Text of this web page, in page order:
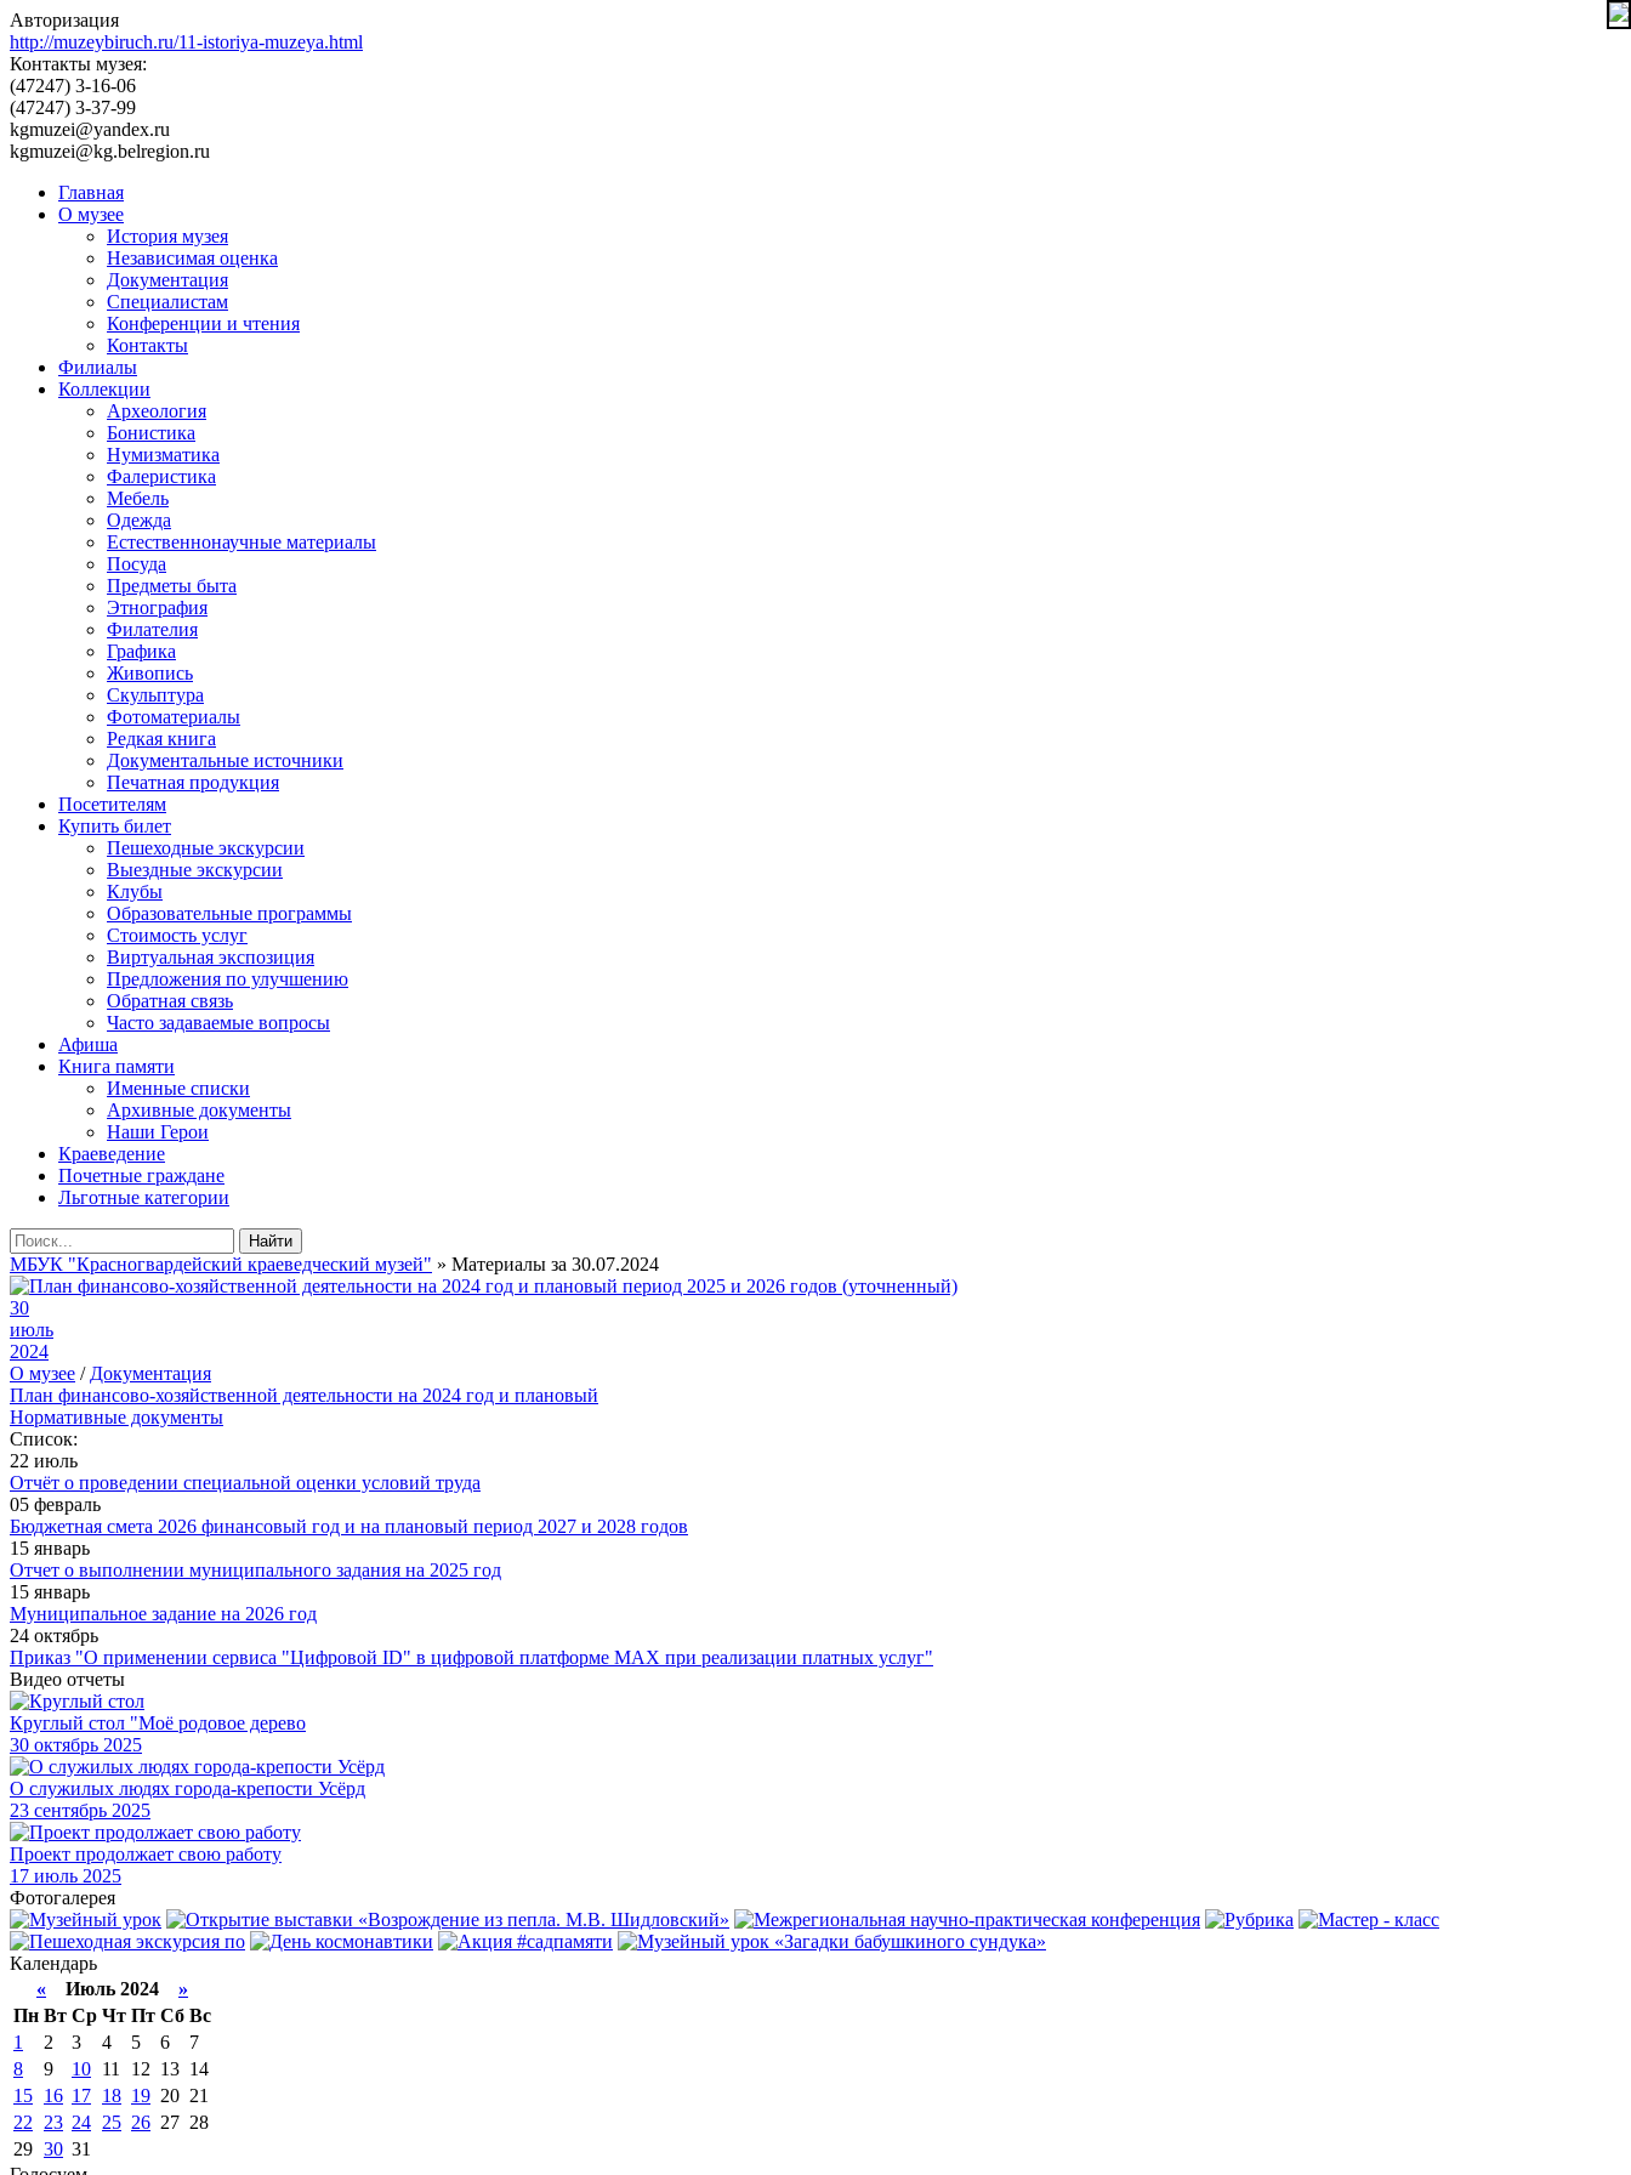
Авторизация
http://muzeybiruch.ru/11-istoriya-muzeya.html
Контакты музея:
(47247) 3-16-06
(47247) 3-37-99
kgmuzei@yandex.ru
kgmuzei@kg.belregion.ru
Главная
О музее
История музея
Независимая оценка
Документация
Специалистам
Конференции и чтения
Контакты
Филиалы
Коллекции
Археология
Бонистика
Нумизматика
Фалеристика
Мебель
Одежда
Естественнонаучные материалы
Посуда
Предметы быта
Этнография
Филателия
Графика
Живопись
Скульптура
Фотоматериалы
Редкая книга
Документальные источники
Печатная продукция
Посетителям
Купить билет
Пешеходные экскурсии
Выездные экскурсии
Клубы
Образовательные программы
Стоимость услуг
Виртуальная экспозиция
Предложения по улучшению
Обратная связь
Часто задаваемые вопросы
Афиша
Книга памяти
Именные списки
Архивные документы
Наши Герои
Краеведение
Почетные граждане
Льготные категории
Найти
МБУК "Красногвардейский краеведческий музей" » Материалы за 30.07.2024
30
июль
2024
О музее / Документация
План финансово-хозяйственной деятельности на 2024 год и плановый
Нормативные документы
Список:
22 июль
Отчёт о проведении специальной оценки условий труда
05 февраль
Бюджетная смета 2026 финансовый год и на плановый период 2027 и 2028 годов
15 январь
Отчет о выполнении муниципального задания на 2025 год
15 январь
Муниципальное задание на 2026 год
24 октябрь
Приказ "О применении сервиса "Цифровой ID" в цифровой платформе МАХ при реализации платных услуг"
Видео отчеты
Круглый стол "Моё родовое дерево
30 октябрь 2025
О служилых людях города-крепости Усёрд
23 сентябрь 2025
Проект продолжает свою работу
17 июль 2025
Фотогалерея
Календарь
« Июль 2024 »
Пн Вт Ср Чт Пт Сб Вс
1
2 3 4 5 6
7
8
9 10 11 12 13 14
15 16 17 18 19 20 21
22
23 24 25 26 27 28
29 30 31